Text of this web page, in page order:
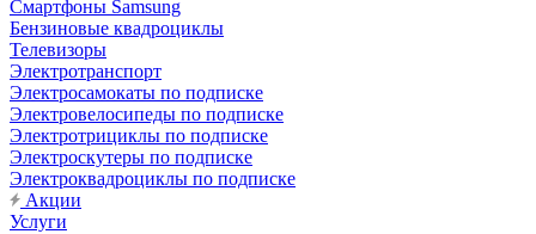
Смартфоны Samsung
Бензиновые квадроциклы
Телевизоры
Электротранспорт
Электросамокаты по подписке
Электровелосипеды по подписке
Электротрициклы по подписке
Электроскутеры по подписке
Электроквадроциклы по подписке
Акции
Услуги